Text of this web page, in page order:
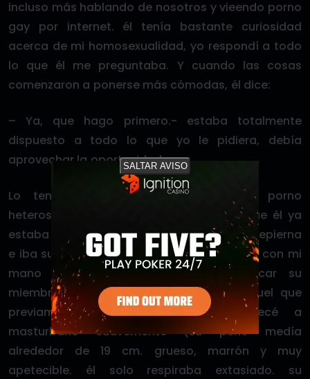
incluso más hablando de nosotros y vieendo porno
gay por internet. él tenía bastante curiosidad
acerca de mi homosexualidad, yo respondí a todo
lo que él me preguntaba. Y cuando las cosas
comenzaron a ponerse más cómodas, él dice:
– Ya, que hago primero.- estaba totalmente
dispuesto a todo lo que yo le pidiera, debía
aprovechar la oportunidad.
Lo tendí sobre la cama y le puse porno
heterosexual para que se calentara,aunque él ya
estaba caliente. Comencé a sobarle la entrepierna
e iba subiendo y bajando por su estomago con mi
mano derecha. ya cuando decidí sacar su
miembro de su pantalón de pijama (aquel que
previamente le había facilitado)empecé a
masturbarlo suavemente (su pene medía
alrededor de 19 cm. grueso, marrón y muy
apetecible. él solo respiraba extasiado. su
SALTAR AVISO